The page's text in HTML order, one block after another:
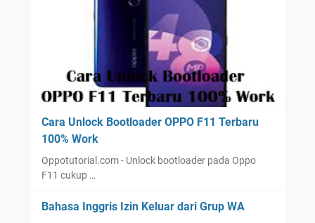
Cara Unlock Bootloader OPPO F11 Terbaru
100% Work
Oppotutorial.com - Unlock bootloader pada Oppo
F11 cukup …
Bahasa Inggris Izin Keluar dari Grup WA